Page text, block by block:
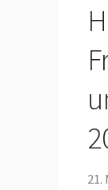
21.